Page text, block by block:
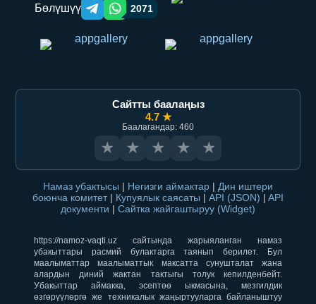
Бөлүшүү Telegram orqali ulashish
WhatsApp orqali ulashish
2071
Сайтты баалаңыз
4.7 ★
Баалагандар: 460
★ ★ ★ ★ ★
Намаз убактысы | Негизги аймактар | Дин иштери
боюнча комитет | Купуялык саясаты | API (JSON) | API
документи | Сайтка жайгаштыруу (Widget)
https://namoz-vaqti.uz сайтында жарыяланган намаз
убакыттары расмий булактарга таянып берилет. Бул
маалыматтар маалыматтык максатта сунушталат жана
алардын диний жактан тактыгы толук кепилденбейт.
Убакыттар аймакка, эсептөө ыкмасына, мезгилдик
өзгөрүүлөргө же техникалык жаңыртууларга байланыштуу